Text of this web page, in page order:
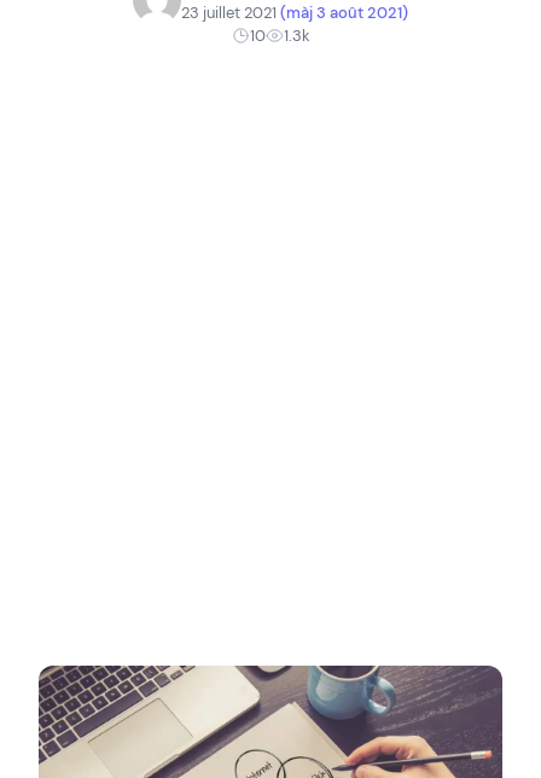
23 juillet 2021 (màj 3 août 2021)
10
1.3k